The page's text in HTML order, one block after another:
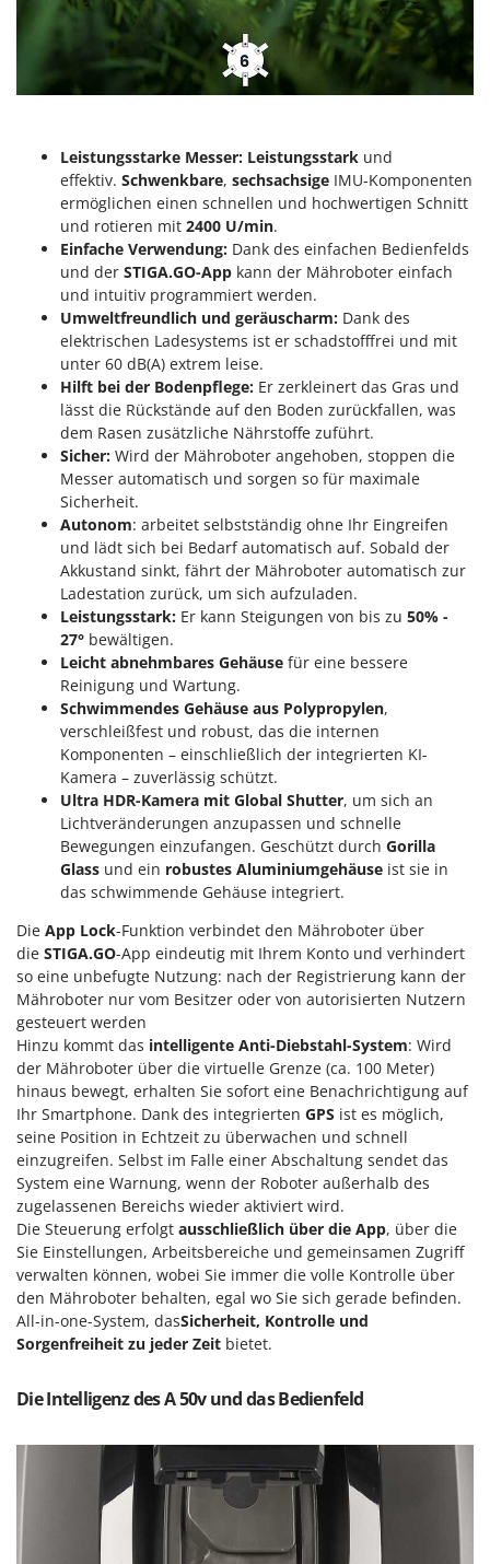
Leistungsstarke Messer: Leistungsstark und
effektiv. Schwenkbare, sechsachsige IMU-Komponenten
ermöglichen einen schnellen und hochwertigen Schnitt
und rotieren mit 2400 U/min.
Einfache Verwendung: Dank des einfachen Bedienfelds
und der STIGA.GO-App kann der Mähroboter einfach
und intuitiv programmiert werden.
Umweltfreundlich und geräuscharm: Dank des
elektrischen Ladesystems ist er schadstofffrei und mit
unter 60 dB(A) extrem leise.
Hilft bei der Bodenpflege: Er zerkleinert das Gras und
lässt die Rückstände auf den Boden zurückfallen, was
dem Rasen zusätzliche Nährstoffe zuführt.
Sicher: Wird der Mähroboter angehoben, stoppen die
Messer automatisch und sorgen so für maximale
Sicherheit.
Autonom: arbeitet selbstständig ohne Ihr Eingreifen
und lädt sich bei Bedarf automatisch auf. Sobald der
Akkustand sinkt, fährt der Mähroboter automatisch zur
Ladestation zurück, um sich aufzuladen.
Leistungsstark: Er kann Steigungen von bis zu 50% -
27° bewältigen.
Leicht abnehmbares Gehäuse für eine bessere
Reinigung und Wartung.
Schwimmendes Gehäuse aus Polypropylen,
verschleißfest und robust, das die internen
Komponenten – einschließlich der integrierten KI-
Kamera – zuverlässig schützt.
Ultra HDR-Kamera mit Global Shutter, um sich an
Lichtveränderungen anzupassen und schnelle
Bewegungen einzufangen. Geschützt durch Gorilla
Glass und ein robustes Aluminiumgehäuse ist sie in
das schwimmende Gehäuse integriert.
Die App Lock-Funktion verbindet den Mähroboter über
die STIGA.GO-App eindeutig mit Ihrem Konto und verhindert
so eine unbefugte Nutzung: nach der Registrierung kann der
Mähroboter nur vom Besitzer oder von autorisierten Nutzern
gesteuert werden
Hinzu kommt das intelligente Anti-Diebstahl-System: Wird
der Mähroboter über die virtuelle Grenze (ca. 100 Meter)
hinaus bewegt, erhalten Sie sofort eine Benachrichtigung auf
Ihr Smartphone. Dank des integrierten GPS ist es möglich,
seine Position in Echtzeit zu überwachen und schnell
einzugreifen. Selbst im Falle einer Abschaltung sendet das
System eine Warnung, wenn der Roboter außerhalb des
zugelassenen Bereichs wieder aktiviert wird.
Die Steuerung erfolgt ausschließlich über die App, über die
Sie Einstellungen, Arbeitsbereiche und gemeinsamen Zugriff
verwalten können, wobei Sie immer die volle Kontrolle über
den Mähroboter behalten, egal wo Sie sich gerade befinden.
All-in-one-System, dasSicherheit, Kontrolle und
Sorgenfreiheit zu jeder Zeit bietet.
Die Intelligenz des A 50v und das Bedienfeld